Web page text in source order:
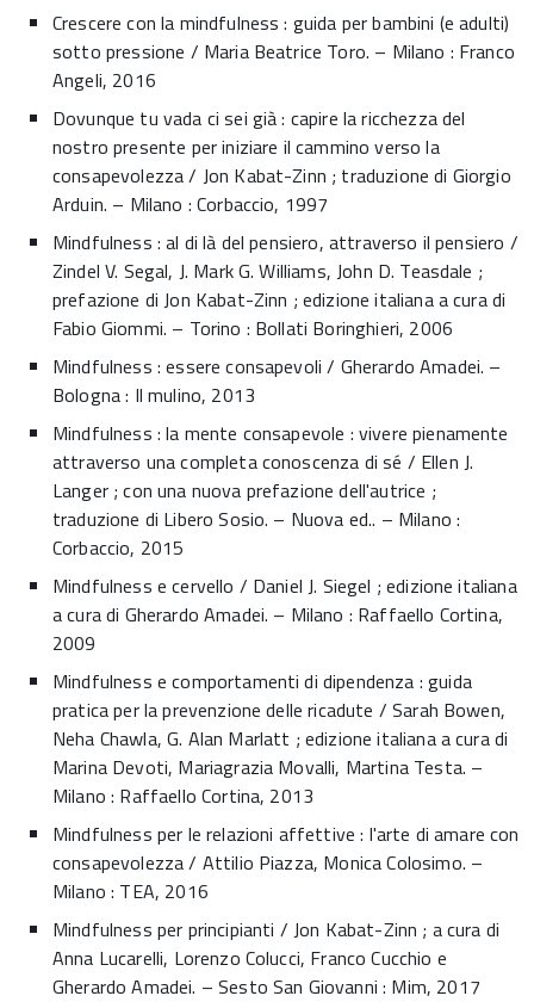
Crescere con la mindfulness : guida per bambini (e adulti)
sotto pressione / Maria Beatrice Toro. – Milano : Franco
Angeli, 2016
Dovunque tu vada ci sei già : capire la ricchezza del
nostro presente per iniziare il cammino verso la
consapevolezza / Jon Kabat-Zinn ; traduzione di Giorgio
Arduin. – Milano : Corbaccio, 1997
Mindfulness : al di là del pensiero, attraverso il pensiero /
Zindel V. Segal, J. Mark G. Williams, John D. Teasdale ;
prefazione di Jon Kabat-Zinn ; edizione italiana a cura di
Fabio Giommi. – Torino : Bollati Boringhieri, 2006
Mindfulness : essere consapevoli / Gherardo Amadei. –
Bologna : Il mulino, 2013
Mindfulness : la mente consapevole : vivere pienamente
attraverso una completa conoscenza di sé / Ellen J.
Langer ; con una nuova prefazione dell'autrice ;
traduzione di Libero Sosio. – Nuova ed.. – Milano :
Corbaccio, 2015
Mindfulness e cervello / Daniel J. Siegel ; edizione italiana
a cura di Gherardo Amadei. – Milano : Raffaello Cortina,
2009
Mindfulness e comportamenti di dipendenza : guida
pratica per la prevenzione delle ricadute / Sarah Bowen,
Neha Chawla, G. Alan Marlatt ; edizione italiana a cura di
Marina Devoti, Mariagrazia Movalli, Martina Testa. –
Milano : Raffaello Cortina, 2013
Mindfulness per le relazioni affettive : l'arte di amare con
consapevolezza / Attilio Piazza, Monica Colosimo. –
Milano : TEA, 2016
Mindfulness per principianti / Jon Kabat-Zinn ; a cura di
Anna Lucarelli, Lorenzo Colucci, Franco Cucchio e
Gherardo Amadei. – Sesto San Giovanni : Mim, 2017